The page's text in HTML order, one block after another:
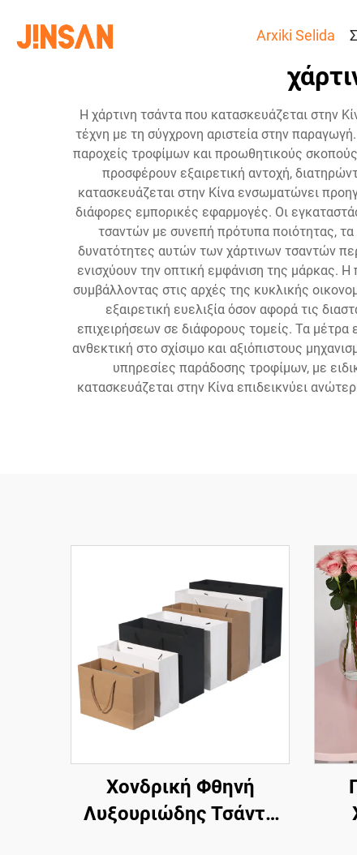
Arxiki Selida
Η χάρτινη τσάντα που κατασκευάζεται στην
τέχνη με τη σύγχρονη αριστεία στην
παροχείς τροφίμων και προωθητικούς
προσφέρουν εξαιρετική αντοχή,
κατασκευάζεται στην Κίνα ενσωματώνει
διάφορες εμπορικές εφαρμογές. Οι
τσαντών με συνεπή πρότυπα ποιότητας, τα
δυνατότητες αυτών των χάρτινων τσαντών
ενισχύουν την οπτική εμφάνιση της μάρκας.
συμβάλλοντας στις αρχές της κυκλικής
εξαιρετική ευελιξία όσον αφορά τις
επιχειρήσεων σε διάφορους τομείς. Τα μέτρα
ανθεκτική στο σχίσιμο και αξιόπιστους
υπηρεσίες παράδοσης τροφίμων, με
κατασκευάζεται στην Κίνα επιδεικνύει
Χονδρική Φθηνή
Λυξουριώδης Τσάντα